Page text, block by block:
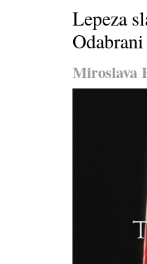
Lepeza
Miroslava